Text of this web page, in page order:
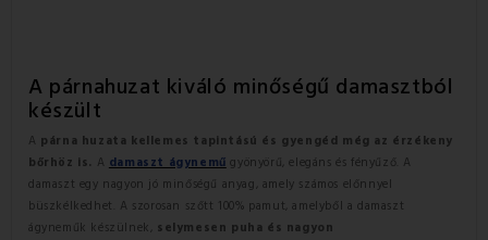
A párnahuzat kiváló minőségű damasztból
készült
A párna huzata kellemes tapintású és gyengéd még az érzékeny
bőrhöz is. A damaszt ágynemű gyönyörű, elegáns és fényűző. A
damaszt egy nagyon jó minőségű anyag, amely számos előnnyel
büszkélkedhet. A szorosan szőtt 100% pamut, amelyből a damaszt
ágyneműk készülnek, selymesen puha és nagyon